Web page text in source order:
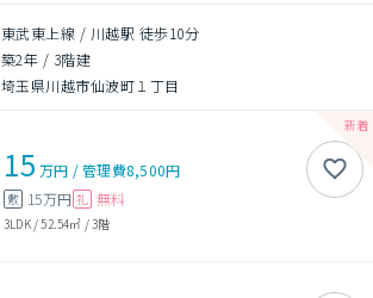
東武東上線 / 川越駅 徒歩10分
築2年 / 3階建
埼玉県川越市仙波町１丁目
15 万円 /管理費8,500円
敷 15万円 礼 無料
3LDK/52.54㎡ /3階